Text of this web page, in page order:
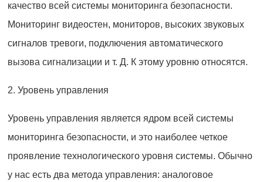
качество всей системы мониторинга безопасности.
Мониторинг видеостен, мониторов, высоких звуковых
сигналов тревоги, подключения автоматического
вызова сигнализации и т. Д. К этому уровню относятся.
2. Уровень управления
Уровень управления является ядром всей системы
мониторинга безопасности, и это наиболее четкое
проявление технологического уровня системы. Обычно
у нас есть два метода управления: аналоговое